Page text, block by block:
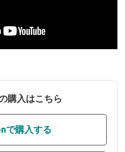
購入はこちら
で購入する